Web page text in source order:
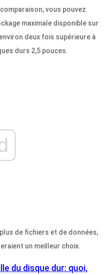
vous pouvez
maximale disponible sur
deux fois supérieure à
durs 2,5 pouces.
de fichiers et de données,
un meilleur choix.
du disque dur: quoi,